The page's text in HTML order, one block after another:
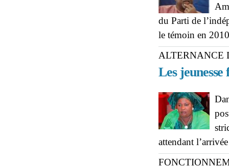
du Parti de
le témoin en
ALTERNANCE
Les jeunesse
attendant